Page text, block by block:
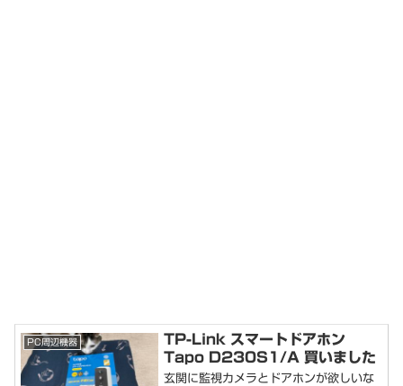
PC周辺機器
TP-Link スマートドアホン
Tapo D230S1/A 買いました
玄関に監視カメラとドアホンが欲しいな